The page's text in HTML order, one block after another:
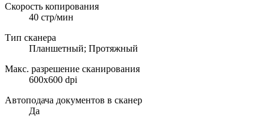
Скорость копирования
40 стр/мин
Тип сканера
Планшетный; Протяжный
Макс. разрешение сканирования
600x600 dpi
Автоподача документов в сканер
Да